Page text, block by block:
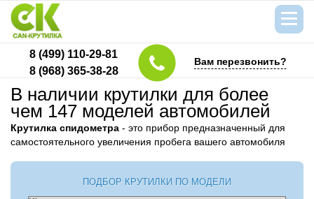
8 (499) 110-29-81
8 (968) 365-38-28
Вам перезвонить?
В наличии крутилки для более
чем 147 моделей автомобилей
Крутилка спидометра - это прибор предназначенный для
самостоятельного увеличения пробега вашего автомобиля
ПОДБОР КРУТИЛКИ ПО МОДЕЛИ